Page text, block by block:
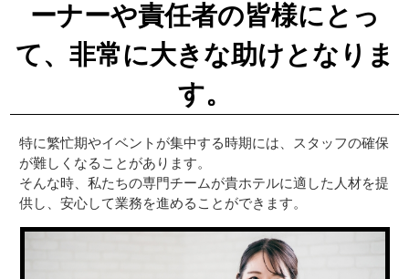
ーナーや責任者の皆様にとっ
て、非常に大きな助けとなりま
す。
特に繁忙期やイベントが集中する時期には、スタッフの確保
が難しくなることがあります。
そんな時、私たちの専門チームが貴ホテルに適した人材を提
供し、安心して業務を進めることができます。